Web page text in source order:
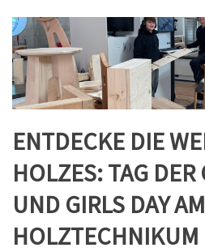
ENTDECKE DIE
HOLZES: TAG
UND GIRLS DAY AM